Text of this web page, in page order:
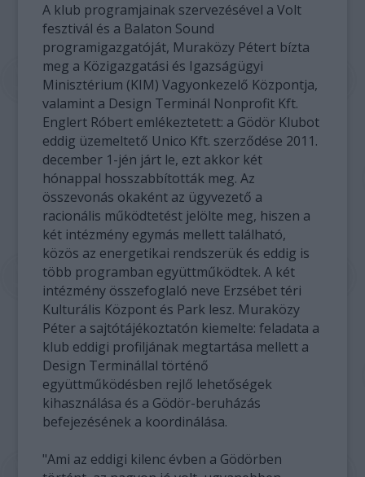
A klub programjainak szervezésével a Volt
fesztivál és a Balaton Sound
programigazgatóját, Muraközy Pétert bízta
meg a Közigazgatási és Igazságügyi
Minisztérium (KIM) Vagyonkezelő Központja,
valamint a Design Terminál Nonprofit Kft.
Englert Róbert emlékeztetett: a Gödör Klubot
eddig üzemeltető Unico Kft. szerződése 2011.
december 1-jén járt le, ezt akkor két
hónappal hosszabbították meg. Az
összevonás okaként az ügyvezető a
racionális működtetést jelölte meg, hiszen a
két intézmény egymás mellett található,
közös az energetikai rendszerük és eddig is
több programban együttműködtek. A két
intézmény összefoglaló neve Erzsébet téri
Kulturális Központ és Park lesz. Muraközy
Péter a sajtótájékoztatón kiemelte: feladata a
klub eddigi profiljának megtartása mellett a
Design Terminállal történő
együttműködésben rejlő lehetőségek
kihasználása és a Gödör-beruházás
befejezésének a koordinálása.
"Ami az eddigi kilenc évben a Gödörben